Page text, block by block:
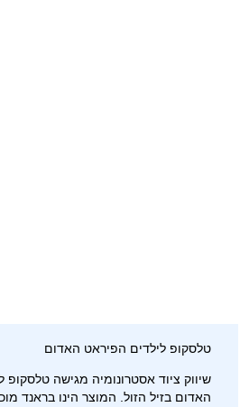
טלסקופ לילדים הפיראט האדום
שיווק ציוד אסטרונומיה מגישה טלסקופ
האדום בזיל הזול. המוצר הינו בראנד